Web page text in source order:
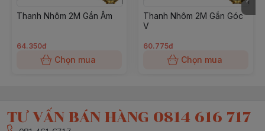
Thanh Nhôm 2M Gắn Âm
64.350đ
Chọn mua
Thanh Nhôm 2M Gắn Góc
V
60.775đ
Chọn mua
TƯ VẤN BÁN HÀNG 0814 616 717